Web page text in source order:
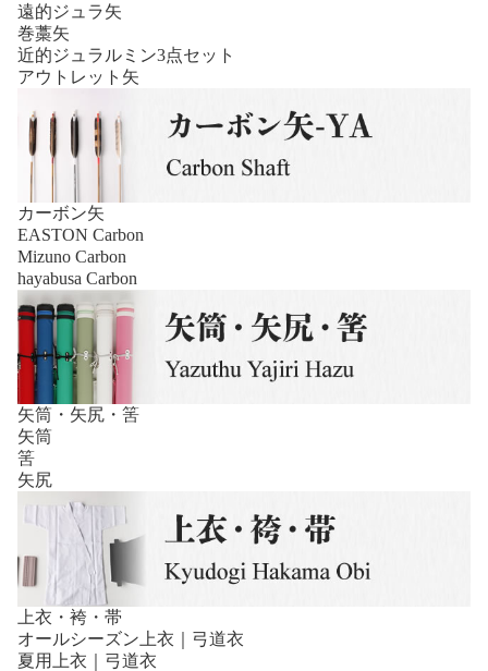
遠的ジュラ矢
巻藁矢
近的ジュラルミン3点セット
アウトレット矢
カーボン矢
EASTON Carbon
Mizuno Carbon
hayabusa Carbon
矢筒・矢尻・筈
矢筒
筈
矢尻
上衣・袴・帯
オールシーズン上衣｜弓道衣
夏用上衣｜弓道衣